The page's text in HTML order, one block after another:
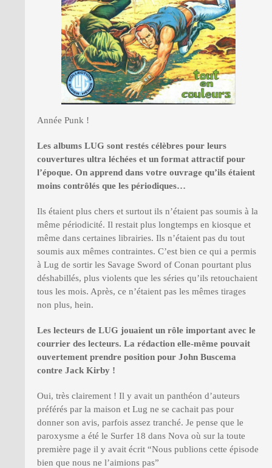
Année Punk !
Les albums LUG sont restés célèbres pour leurs
couvertures ultra léchées et un format attractif pour
l’époque. On apprend dans votre ouvrage qu’ils étaient
moins contrôlés que les périodiques…
Ils étaient plus chers et surtout ils n’étaient pas soumis à la
même périodicité. Il restait plus longtemps en kiosque et
même dans certaines librairies. Ils n’étaient pas du tout
soumis aux mêmes contraintes. C’est bien ce qui a permis
à Lug de sortir les Savage Sword of Conan pourtant plus
déshabillés, plus violents que les séries qu’ils retouchaient
tous les mois. Après, ce n’étaient pas les mêmes tirages
non plus, hein.
Les lecteurs de LUG jouaient un rôle important avec le
courrier des lecteurs. La rédaction elle-même pouvait
ouvertement prendre position pour John Buscema
contre Jack Kirby !
Oui, très clairement ! Il y avait un panthéon d’auteurs
préférés par la maison et Lug ne se cachait pas pour
donner son avis, parfois assez tranché. Je pense que le
paroxysme a été le Surfer 18 dans Nova où sur la toute
première page il y avait écrit “Nous publions cette épisode
bien que nous ne l’aimions pas”